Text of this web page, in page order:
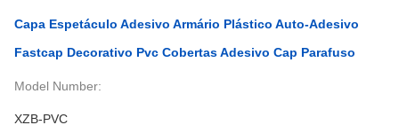
Capa Espetáculo Adesivo Armário Plástico Auto-Adesivo
Fastcap Decorativo Pvc Cobertas Adesivo Cap Parafuso
Model Number:
XZB-PVC